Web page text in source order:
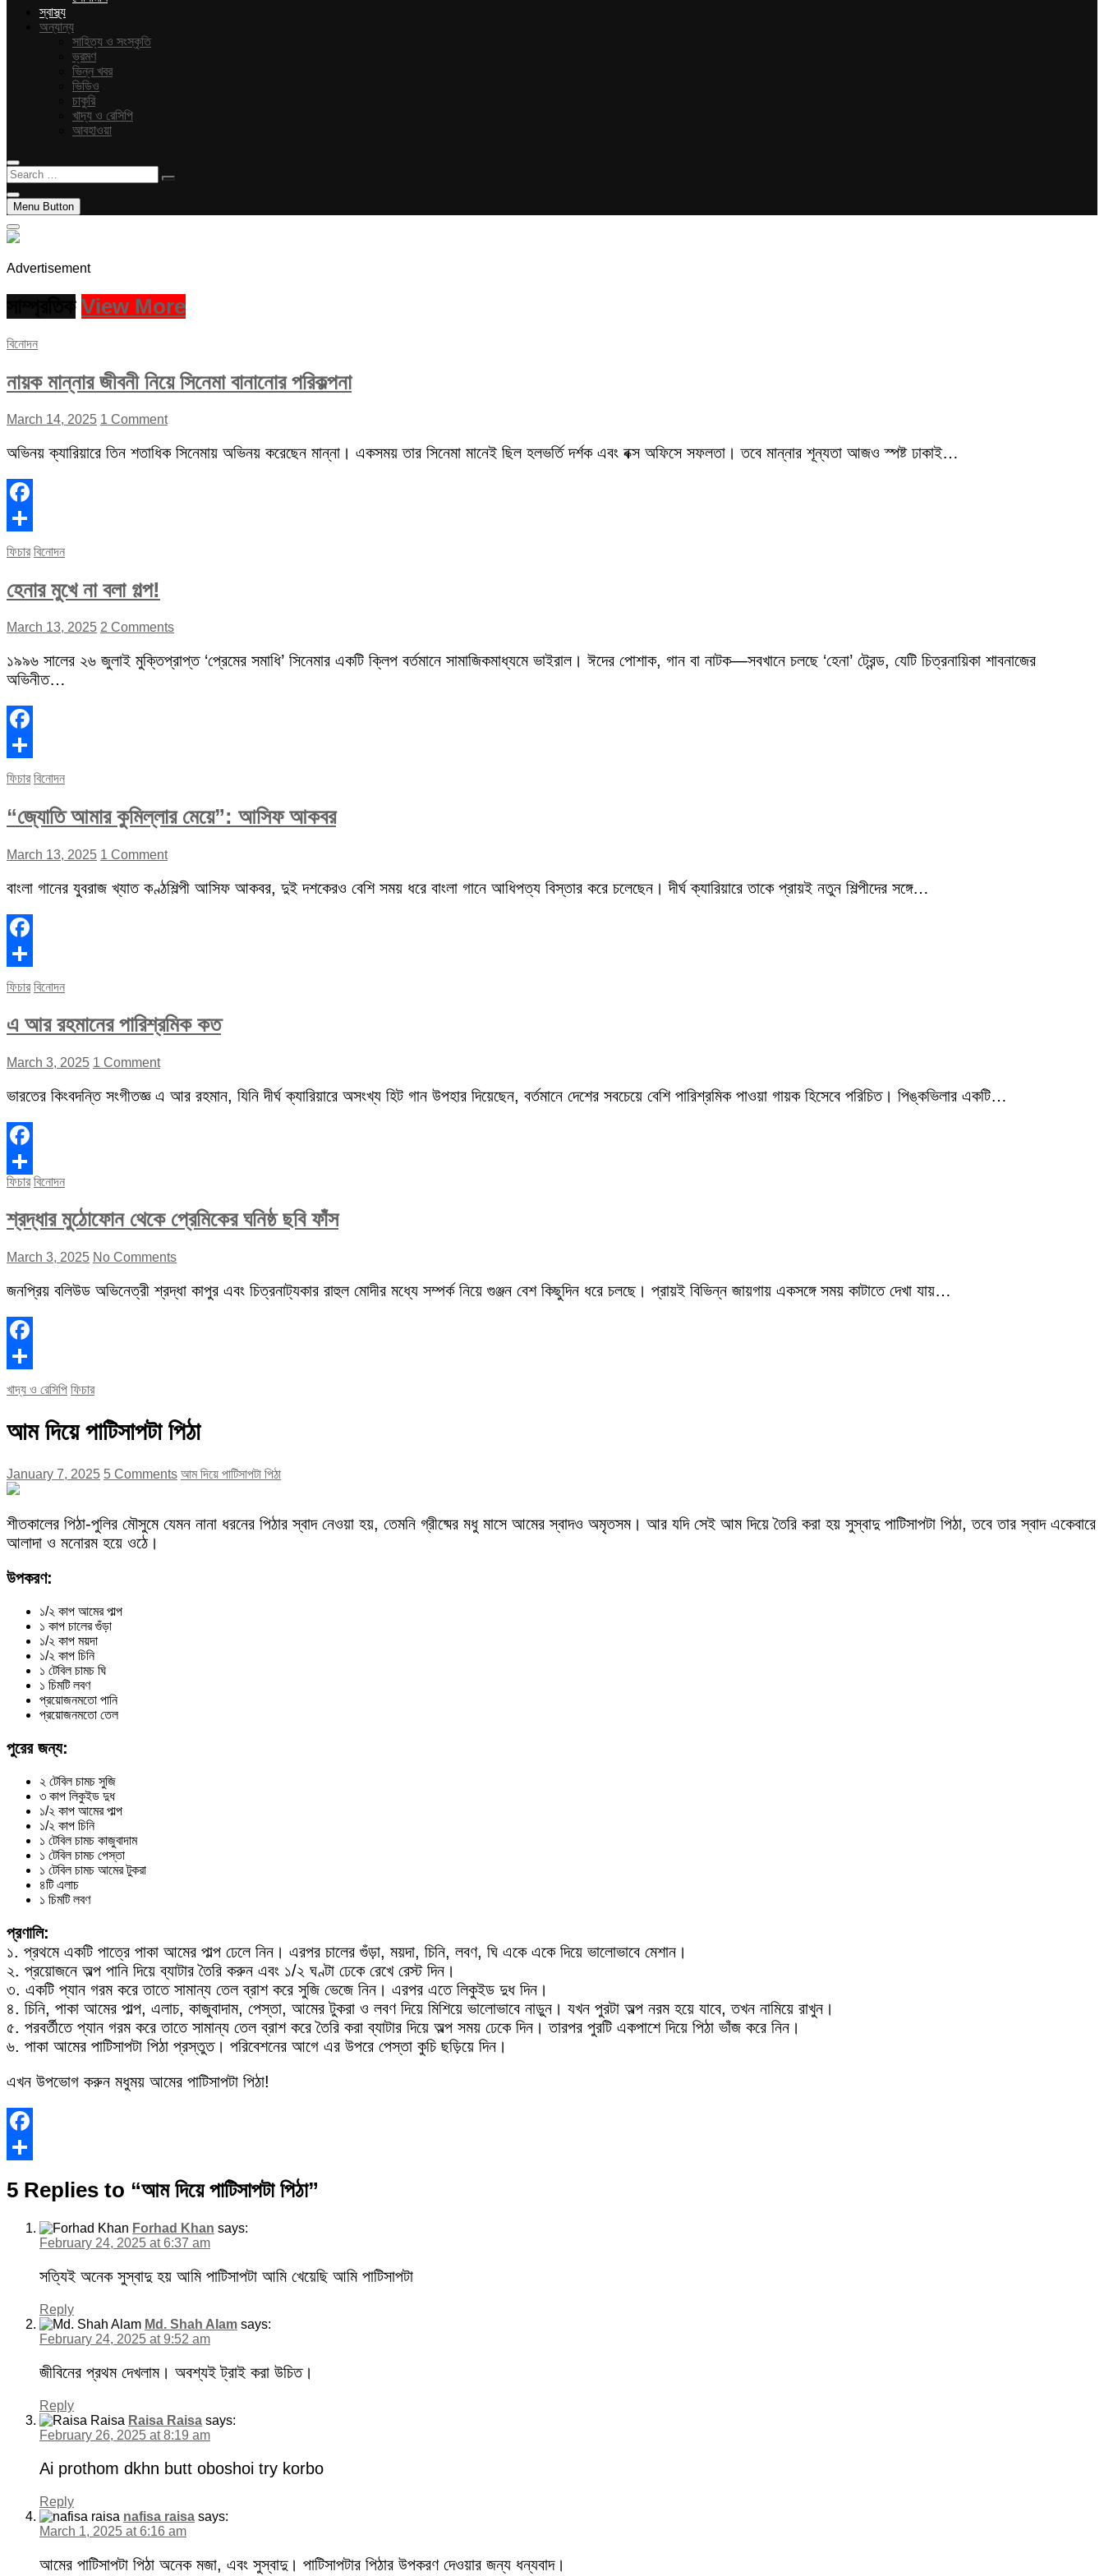
স্বাস্থ্য
অন্যান্য
সাহিত্য ও সংস্কৃতি
ভ্রমণ
ভিন্ন খবর
ভিডিও
চাকুরি
খাদ্য ও রেসিপি
আবহাওয়া
Search
…
Menu Button
Advertisement
View More
বিনোদন
নায়ক মান্নার জীবনী নিয়ে সিনেমা বানানোর পরিকল্পনা
March 14, 2025 1 Comment
অভিনয় ক্যারিয়ারে তিন শতাধিক সিনেমায় অভিনয় করেছেন মান্না। একসময় তার সিনেমা মানেই ছিল হলভর্তি দর্শক এবং বক্স অফিসে সফলতা। তবে মান্নার শূন্যতা আজও স্পষ্ট ঢাকাই…
Facebook
Share
ফিচার বিনোদন
হেনার মুখে না বলা গল্প!
March 13, 2025 2 Comments
১৯৯৬ সালের ২৬ জুলাই মুক্তিপ্রাপ্ত ‘প্রেমের সমাধি’ সিনেমার একটি ক্লিপ বর্তমানে সামাজিকমাধ্যমে ভাইরাল। ঈদের পোশাক, গান বা নাটক—সবখানে চলছে ‘হেনা’ ট্রেন্ড, যেটি চিত্রনায়িকা শাবনাজের
অভিনীত…
Facebook
Share
ফিচার বিনোদন
“জ্যোতি আমার কুমিল্লার মেয়ে”: আসিফ আকবর
March 13, 2025 1 Comment
বাংলা গানের যুবরাজ খ্যাত কণ্ঠশিল্পী আসিফ আকবর, দুই দশকেরও বেশি সময় ধরে বাংলা গানে আধিপত্য বিস্তার করে চলেছেন। দীর্ঘ ক্যারিয়ারে তাকে প্রায়ই নতুন শিল্পীদের সঙ্গে…
Facebook
Share
ফিচার বিনোদন
এ আর রহমানের পারিশ্রমিক কত
March 3, 2025 1 Comment
ভারতের কিংবদন্তি সংগীতজ্ঞ এ আর রহমান, যিনি দীর্ঘ ক্যারিয়ারে অসংখ্য হিট গান উপহার দিয়েছেন, বর্তমানে দেশের সবচেয়ে বেশি পারিশ্রমিক পাওয়া গায়ক হিসেবে পরিচিত। পিঙ্কভিলার একটি…
Facebook
Share
ফিচার বিনোদন
শ্রদ্ধার মুঠোফোন থেকে প্রেমিকের ঘনিষ্ঠ ছবি ফাঁস
March 3, 2025 No Comments
জনপ্রিয় বলিউড অভিনেত্রী শ্রদ্ধা কাপুর এবং চিত্রনাট্যকার রাহুল মোদীর মধ্যে সম্পর্ক নিয়ে গুঞ্জন বেশ কিছুদিন ধরে চলছে। প্রায়ই বিভিন্ন জায়গায় একসঙ্গে সময় কাটাতে দেখা যায়…
Facebook
Share
খাদ্য ও রেসিপি ফিচার
আম দিয়ে পাটিসাপটা পিঠা
January 7, 2025 5 Comments আম দিয়ে পাটিসাপটা পিঠা
শীতকালের পিঠা-পুলির মৌসুমে যেমন নানা ধরনের পিঠার স্বাদ নেওয়া হয়, তেমনি গ্রীষ্মের মধু মাসে আমের স্বাদও অমৃতসম। আর যদি সেই আম দিয়ে তৈরি করা হয় সুস্বাদু পাটিসাপটা পিঠা, তবে তার স্বাদ একেবারে
আলাদা ও মনোরম হয়ে ওঠে।
উপকরণ:
১/২ কাপ আমের পাল্প
১ কাপ চালের গুঁড়া
১/২ কাপ ময়দা
১/২ কাপ চিনি
১ টেবিল চামচ ঘি
১ চিমটি লবণ
প্রয়োজনমতো পানি
প্রয়োজনমতো তেল
পুরের জন্য:
২ টেবিল চামচ সুজি
৩ কাপ লিকুইড দুধ
১/২ কাপ আমের পাল্প
১/২ কাপ চিনি
১ টেবিল চামচ কাজুবাদাম
১ টেবিল চামচ পেস্তা
১ টেবিল চামচ আমের টুকরা
৪টি এলাচ
১ চিমটি লবণ
প্রণালি:
১. প্রথমে একটি পাত্রে পাকা আমের পাল্প ঢেলে নিন। এরপর চালের গুঁড়া, ময়দা, চিনি, লবণ, ঘি একে একে দিয়ে ভালোভাবে মেশান।
২. প্রয়োজনে অল্প পানি দিয়ে ব্যাটার তৈরি করুন এবং ১/২ ঘণ্টা ঢেকে রেখে রেস্ট দিন।
৩. একটি প্যান গরম করে তাতে সামান্য তেল ব্রাশ করে সুজি ভেজে নিন। এরপর এতে লিকুইড দুধ দিন।
৪. চিনি, পাকা আমের পাল্প, এলাচ, কাজুবাদাম, পেস্তা, আমের টুকরা ও লবণ দিয়ে মিশিয়ে ভালোভাবে নাড়ুন। যখন পুরটা অল্প নরম হয়ে যাবে, তখন নামিয়ে রাখুন।
৫. পরবর্তীতে প্যান গরম করে তাতে সামান্য তেল ব্রাশ করে তৈরি করা ব্যাটার দিয়ে অল্প সময় ঢেকে দিন। তারপর পুরটি একপাশে দিয়ে পিঠা ভাঁজ করে নিন।
৬. পাকা আমের পাটিসাপটা পিঠা প্রস্তুত। পরিবেশনের আগে এর উপরে পেস্তা কুচি ছড়িয়ে দিন।
এখন উপভোগ করুন মধুময় আমের পাটিসাপটা পিঠা!
Facebook
5 Replies to “আম দিয়ে পাটিসাপটা পিঠা”
Forhad Khan says:
February 24, 2025 at 6:37 am
সত্যিই অনেক সুস্বাদু হয় আমি পাটিসাপটা আমি খেয়েছি আমি পাটিসাপটা
Reply
Md. Shah Alam says:
February 24, 2025 at 9:52 am
জীবিনের প্রথম দেখলাম। অবশ্যই ট্রাই করা উচিত।
Reply
Raisa Raisa says:
February 26, 2025 at 8:19 am
Ai prothom dkhn butt oboshoi try korbo
Reply
nafisa raisa says:
March 1, 2025 at 6:16 am
আমের পাটিসাপটা পিঠা অনেক মজা, এবং সুস্বাদু। পাটিসাপটার পিঠার উপকরণ দেওয়ার জন্য ধন্যবাদ।